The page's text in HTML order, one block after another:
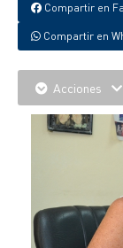
Compartir en
Compartir en
Acciones